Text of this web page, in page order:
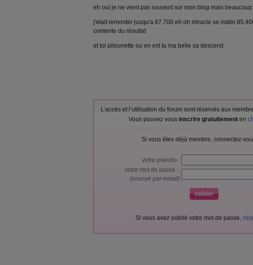
eh oui je ne vient pas souvent sur mon blog mais
j'etait remonter jusqu'a 87.700 eh oh miracle se matin
contente du résultat
et toi pitounette ou en est tu ma belle sa descend
L’accès et l’utilisation du forum sont réservés aux
Vous pouvez vous inscrire gratuitementen
Si vous êtes déjà membre, connectez-
votre pseudo :
votre mot de passe :
(envoyé par email)
Si vous avez oublié votre mot de passe,